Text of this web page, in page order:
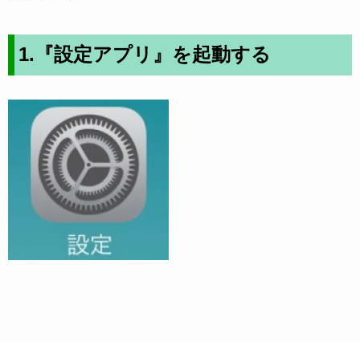
1.『設定アプリ』を起動する